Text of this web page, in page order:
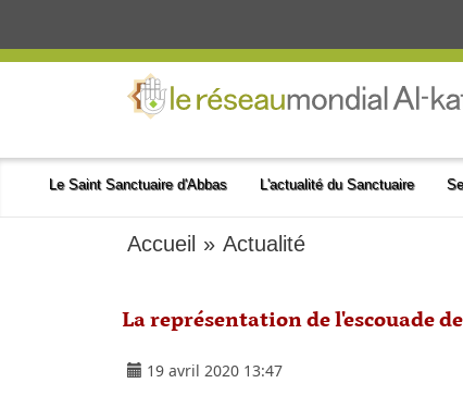
Le Saint Sanctuaire d'Abbas L'actualité du Sanctuaire
Accueil »Actualité
La représentation de l'escouade
19 avril 2020 13:47